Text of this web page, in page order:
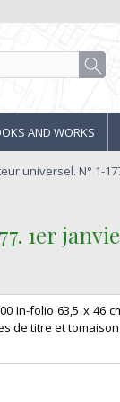
AND WORKS
universel. N° 1-
1er
In-folio 63,5 x 46
de titre et